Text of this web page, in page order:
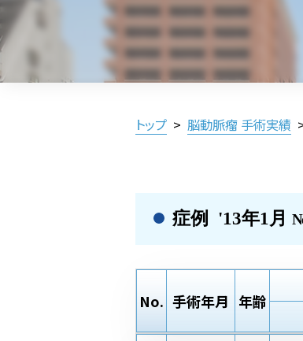
トップ > 脳動脈瘤 手術実績
症例 '13年1月
No. 手術年月 年齢